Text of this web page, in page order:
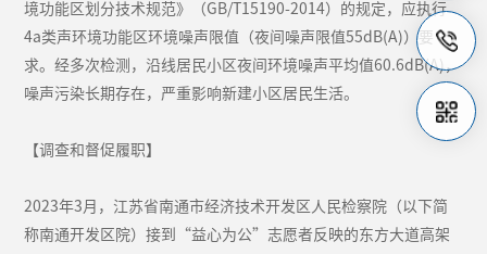
境功能区划分技术规范》（GB/T15190-2014）的规定，应执行
4a类声环境功能区环境噪声限值（夜间噪声限值55dB(A)）要
求。经多次检测，沿线居民小区夜间环境噪声平均值60.6dB(A)，
噪声污染长期存在，严重影响新建小区居民生活。
【调查和督促履职】
2023年3月，江苏省南通市经济技术开发区人民检察院（以下简
称南通开发区院）接到“益心为公”志愿者反映的东方大道高架